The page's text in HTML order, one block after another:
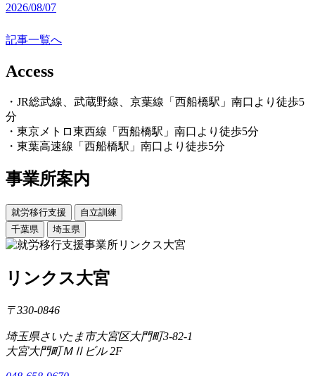
2026/08/07
記事一覧へ
Access
・JR総武線、武蔵野線、京葉線「西船橋駅」南口より徒歩5
分
・東京メトロ東西線「西船橋駅」南口より徒歩5分
・東葉高速線「西船橋駅」南口より徒歩5分
事業所案内
就労移行支援
自立訓練
千葉県
埼玉県
リンクス大宮
〒330-0846
埼玉県さいたま市大宮区大門町3-82-1
大宮大門町ＭⅡビル 2F